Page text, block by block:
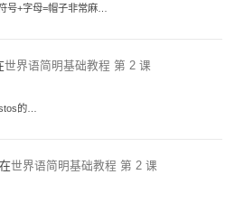
号+字母=帽子非常麻…
世界语简明基础教程 第 2 课
的…
世界语简明基础教程 第 2 课